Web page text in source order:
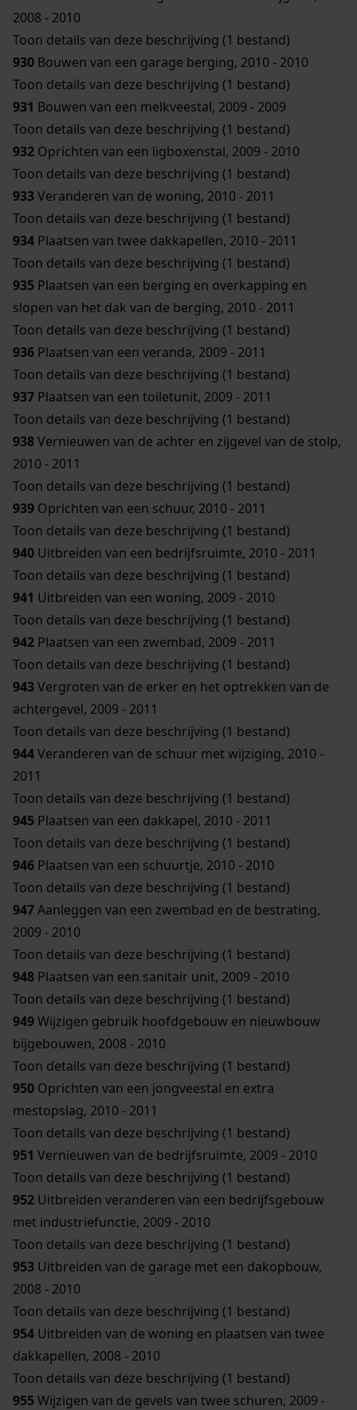
2008 - 2010
Toon details van deze beschrijving (1 bestand)
930 Bouwen van een garage berging, 2010 - 2010
Toon details van deze beschrijving (1 bestand)
931 Bouwen van een melkveestal, 2009 - 2009
Toon details van deze beschrijving (1 bestand)
932 Oprichten van een ligboxenstal, 2009 - 2010
Toon details van deze beschrijving (1 bestand)
933Veranderen van de woning, 2010 - 2011
Toon details van deze beschrijving (1 bestand)
934 Plaatsen van twee dakkapellen, 2010 - 2011
Toon details van deze beschrijving (1 bestand)
935 Plaatsen van een berging en overkapping en
slopen van het dak van de berging, 2010 - 2011
Toon details van deze beschrijving (1 bestand)
936 Plaatsen van een veranda, 2009 - 2011
Toon details van deze beschrijving (1 bestand)
937 Plaatsen van een toiletunit, 2009 - 2011
Toon details van deze beschrijving (1 bestand)
938Vernieuwen van de achter en zijgevel van de stolp,
2010 - 2011
Toon details van deze beschrijving (1 bestand)
939 Oprichten van een schuur, 2010 - 2011
Toon details van deze beschrijving (1 bestand)
940 Uitbreiden van een bedrijfsruimte, 2010 - 2011
Toon details van deze beschrijving (1 bestand)
941 Uitbreiden van een woning, 2009 - 2010
Toon details van deze beschrijving (1 bestand)
942 Plaatsen van een zwembad, 2009 - 2011
Toon details van deze beschrijving (1 bestand)
943Vergroten van de erker en het optrekken van de
achtergevel, 2009 - 2011
Toon details van deze beschrijving (1 bestand)
944Veranderen van de schuur met wijziging, 2010 -
2011
Toon details van deze beschrijving (1 bestand)
945 Plaatsen van een dakkapel, 2010 - 2011
Toon details van deze beschrijving (1 bestand)
946 Plaatsen van een schuurtje, 2010 - 2010
Toon details van deze beschrijving (1 bestand)
947Aanleggen van een zwembad en de bestrating,
2009 - 2010
Toon details van deze beschrijving (1 bestand)
948 Plaatsen van een sanitair unit, 2009 - 2010
Toon details van deze beschrijving (1 bestand)
949Wijzigen gebruik hoofdgebouw en nieuwbouw
bijgebouwen, 2008 - 2010
Toon details van deze beschrijving (1 bestand)
950 Oprichten van een jongveestal en extra
mestopslag, 2010 - 2011
Toon details van deze beschrijving (1 bestand)
951 Vernieuwen van de bedrijfsruimte, 2009 - 2010
Toon details van deze beschrijving (1 bestand)
952 Uitbreiden veranderen van een bedrijfsgebouw
met industriefunctie, 2009 - 2010
Toon details van deze beschrijving (1 bestand)
953 Uitbreiden van de garage met een dakopbouw,
2008 - 2010
Toon details van deze beschrijving (1 bestand)
954 Uitbreiden van de woning en plaatsen van twee
dakkapellen, 2008 - 2010
Toon details van deze beschrijving (1 bestand)
955Wijzigen van de gevels van twee schuren, 2009 -